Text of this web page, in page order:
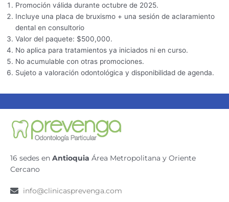
Promoción válida durante octubre de 2025.
Incluye una placa de bruxismo + una sesión de aclaramiento
dental en consultorio
Valor del paquete: $500,000.
No aplica para tratamientos ya iniciados ni en curso.
No acumulable con otras promociones.
Sujeto a valoración odontológica y disponibilidad de agenda.
16 sedes en Antioquia Área Metropolitana y Oriente
Cercano
info@clinicasprevenga.com